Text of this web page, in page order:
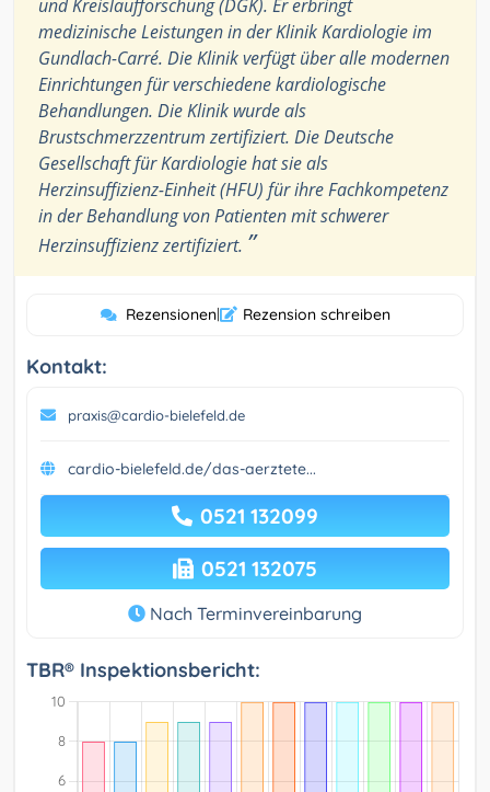
und Kreislaufforschung (DGK). Er erbringt
medizinische Leistungen in der Klinik Kardiologie im
Gundlach-Carré. Die Klinik verfügt über alle modernen
Einrichtungen für verschiedene kardiologische
Behandlungen. Die Klinik wurde als
Brustschmerzzentrum zertifiziert. Die Deutsche
Gesellschaft für Kardiologie hat sie als
Herzinsuffizienz-Einheit (HFU) für ihre Fachkompetenz
in der Behandlung von Patienten mit schwerer
Herzinsuffizienz zertifiziert. ”
Rezensionen| Rezension schreiben
Kontakt:
praxis@cardio-bielefeld.de
cardio-bielefeld.de/das-aerztete...
0521 132099
0521 132075
Nach Terminvereinbarung
TBR® Inspektionsbericht: